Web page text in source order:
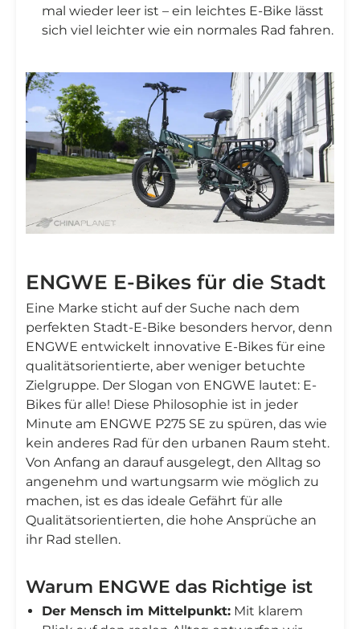
mal wieder leer ist – ein leichtes E-Bike lässt
sich viel leichter wie ein normales Rad fahren.
ENGWE E-Bikes für die Stadt
Eine Marke sticht auf der Suche nach dem
perfekten Stadt-E-Bike besonders hervor, denn
ENGWE entwickelt innovative E-Bikes für eine
qualitätsorientierte, aber weniger betuchte
Zielgruppe. Der Slogan von ENGWE lautet: E-
Bikes für alle! Diese Philosophie ist in jeder
Minute am ENGWE P275 SE zu spüren, das wie
kein anderes Rad für den urbanen Raum steht.
Von Anfang an darauf ausgelegt, den Alltag so
angenehm und wartungsarm wie möglich zu
machen, ist es das ideale Gefährt für alle
Qualitätsorientierten, die hohe Ansprüche an
ihr Rad stellen.
Warum ENGWE das Richtige ist
Der Mensch im Mittelpunkt: Mit klarem